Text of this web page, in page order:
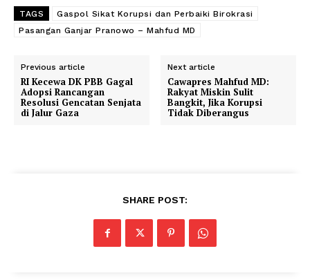
TAGS
Gaspol Sikat Korupsi dan Perbaiki Birokrasi
Pasangan Ganjar Pranowo – Mahfud MD
Previous article
RI Kecewa DK PBB Gagal
Adopsi Rancangan
Resolusi Gencatan Senjata
di Jalur Gaza
Next article
Cawapres Mahfud MD:
Rakyat Miskin Sulit
Bangkit, Jika Korupsi
Tidak Diberangus
SHARE POST: